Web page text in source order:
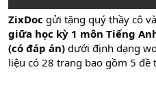
ZixDoc gửi tặng quý thầy cô
giữa học kỳ 1 môn Tiếng
(có đáp án) dưới định dạng
liệu có 28 trang bao gồm 5 đề